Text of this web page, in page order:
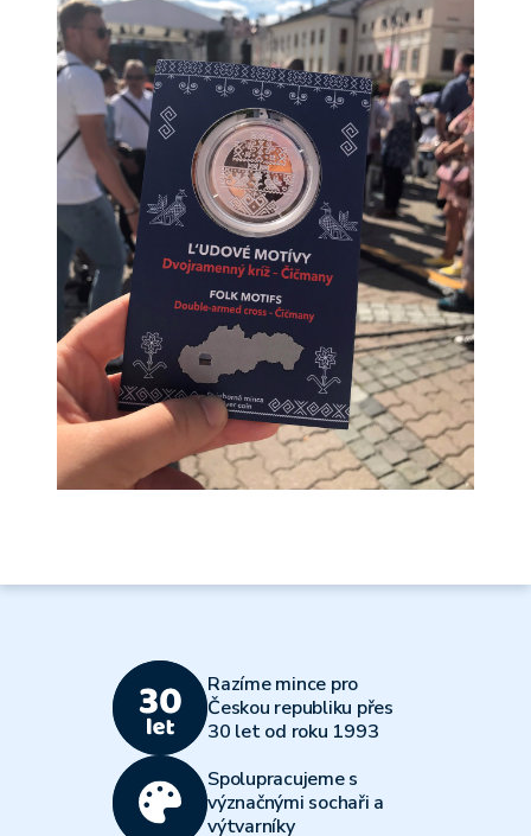
Razíme mince pro
Českou republiku přes
30 let od roku 1993
Spolupracujeme s
význačnými sochaři a
výtvarníky